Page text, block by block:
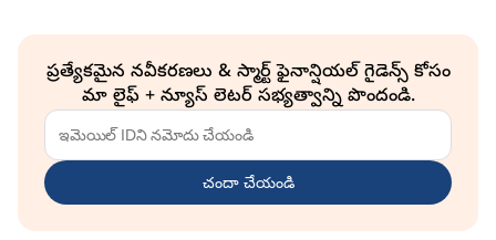
ప్రత్యేకమైన నవీకరణలు & స్మార్ట్ ఫైనాన్షియల్ గైడెన్స్ కోసం
మా లైఫ్ + న్యూస్ లెటర్ సభ్యత్వాన్ని పొందండి.
చందా చేయండి